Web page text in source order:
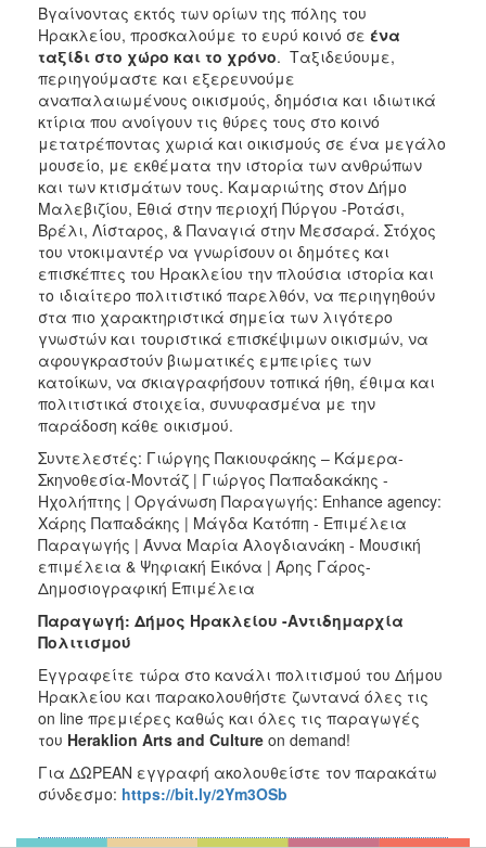
Βγαίνοντας εκτός των ορίων της πόλης του
Ηρακλείου, προσκαλούμε το ευρύ κοινό σε ένα
ταξίδι στο χώρο και το χρόνο. Ταξιδεύουμε,
περιηγούμαστε και εξερευνούμε
αναπαλαιωμένους οικισμούς, δημόσια και ιδιωτικά
κτίρια που ανοίγουν τις θύρες τους στο κοινό
μετατρέποντας χωριά και οικισμούς σε ένα μεγάλο
μουσείο, με εκθέματα την ιστορία των ανθρώπων
και των κτισμάτων τους. Καμαριώτης στον Δήμο
Μαλεβιζίου, Εθιά στην περιοχή Πύργου -Ροτάσι,
Βρέλι, Λίσταρος, & Παναγιά στην Μεσσαρά. Στόχος
του ντοκιμαντέρ να γνωρίσουν οι δημότες και
επισκέπτες του Ηρακλείου την πλούσια ιστορία και
το ιδιαίτερο πολιτιστικό παρελθόν, να περιηγηθούν
στα πιο χαρακτηριστικά σημεία των λιγότερο
γνωστών και τουριστικά επισκέψιμων οικισμών, να
αφουγκραστούν βιωματικές εμπειρίες των
κατοίκων, να σκιαγραφήσουν τοπικά ήθη, έθιμα και
πολιτιστικά στοιχεία, συνυφασμένα με την
παράδοση κάθε οικισμού.
Συντελεστές: Γιώργης Πακιουφάκης – Κάμερα-
Σκηνοθεσία-Μοντάζ | Γιώργος Παπαδακάκης -
Ηχολήπτης | Οργάνωση Παραγωγής: Enhance agency:
Χάρης Παπαδάκης | Μάγδα Κατόπη - Επιμέλεια
Παραγωγής | Άννα Μαρία Αλογδιανάκη - Μουσική
επιμέλεια & Ψηφιακή Εικόνα | Άρης Γάρος-
Δημοσιογραφική Επιμέλεια
Παραγωγή: Δήμος Ηρακλείου -Αντιδημαρχία
Πολιτισμού
Εγγραφείτε τώρα στο κανάλι πολιτισμού του Δήμου
Ηρακλείου και παρακολουθήστε ζωντανά όλες τις
on line πρεμιέρες καθώς και όλες τις παραγωγές
του Heraklion Arts and Culture on demand!
Για ΔΩΡΕΑΝ εγγραφή ακολουθείστε τον παρακάτω
σύνδεσμο: https://bit.ly/2Ym3OSb